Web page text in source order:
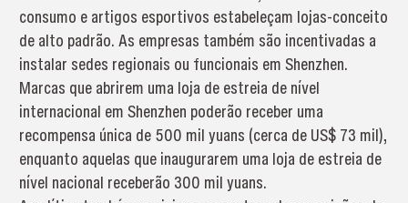
consumo e artigos esportivos estabeleçam lojas-conceito
de alto padrão. As empresas também são incentivadas a
instalar sedes regionais ou funcionais em Shenzhen.
Marcas que abrirem uma loja de estreia de nível
internacional em Shenzhen poderão receber uma
recompensa única de 500 mil yuans (cerca de US$ 73 mil),
enquanto aquelas que inaugurarem uma loja de estreia de
nível nacional receberão 300 mil yuans.